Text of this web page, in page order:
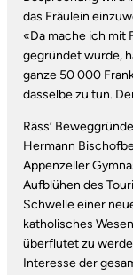
das Fräulein
«Da mache ich mit
gegründet wurde,
ganze 50 000
dasselbe zu tun.
Räss’
Hermann
Appenzeller
Aufblühen des
Schwelle einer
katholisches
überflutet zu
Interesse der